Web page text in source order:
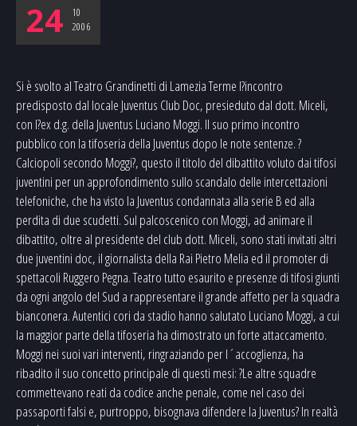
24
10
2006
Si è svolto al Teatro Grandinetti di Lamezia Terme l?incontro
predisposto dal locale Juventus Club Doc, presieduto dal dott. Miceli,
con l?ex d.g. della Juventus Luciano Moggi. Il suo primo incontro
pubblico con la tifoseria della Juventus dopo le note sentenze. ?
Calciopoli secondo Moggi?, questo il titolo del dibattito voluto dai tifosi
juventini per un approfondimento sullo scandalo delle intercettazioni
telefoniche, che ha visto la Juventus condannata alla serie B ed alla
perdita di due scudetti. Sul palcoscenico con Moggi, ad animare il
dibattito, oltre al presidente del club dott. Miceli, sono stati invitati altri
due juventini doc, il giornalista della Rai Pietro Melia ed il promoter di
spettacoli Ruggero Pegna. Teatro tutto esaurito e presenze di tifosi giunti
da ogni angolo del Sud a rappresentare il grande affetto per la squadra
bianconera. Autentici cori da stadio hanno salutato Luciano Moggi, a cui
la maggior parte della tifoseria ha dimostrato un forte attaccamento.
Moggi nei suoi vari interventi, ringraziando per l´accoglienza, ha
ribadito il suo concetto principale di questi mesi: ?Le altre squadre
commettevano reati da codice anche penale, come nel caso dei
passaporti falsi e, purtroppo, bisognava difendere la Juventus? In realtà